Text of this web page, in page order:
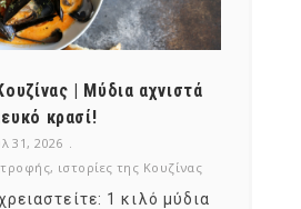
| Μύδια αχνιστά
κρασί!
31, 2026
, ιστορίες της Κουζίνας
1 κιλό μύδια